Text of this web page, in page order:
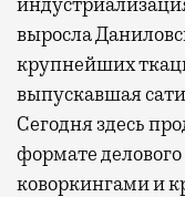
выросла
крупнейших
выпускавшая
Сегодня здесь
формате
коворкингами и